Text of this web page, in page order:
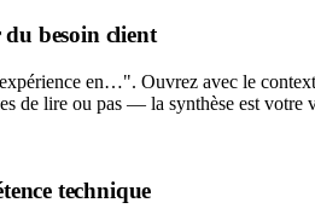
besoin client
en…". Ouvrez avec le
de lire ou pas — la synthèse est votre
technique